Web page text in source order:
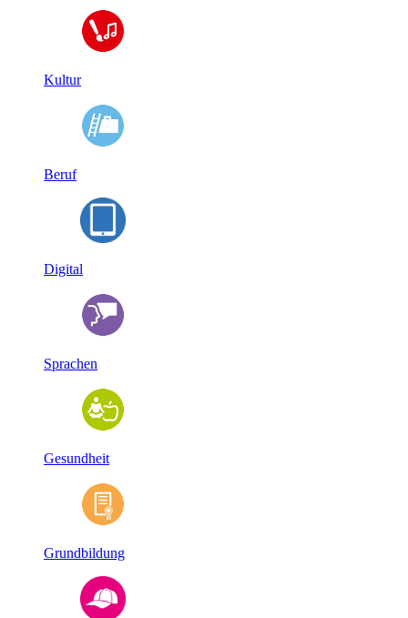
Kultur
Beruf
Digital
Sprachen
Gesundheit
Grundbildung